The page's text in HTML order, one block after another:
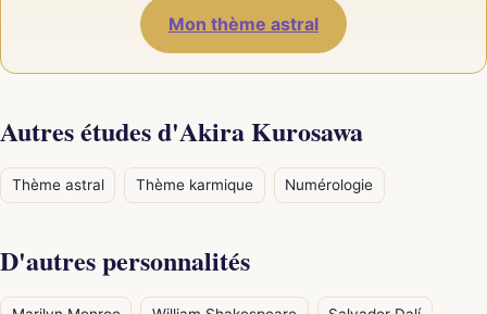
Mon thème astral
Autres études d'Akira Kurosawa
Thème astral Thème karmique Numérologie
D'autres personnalités